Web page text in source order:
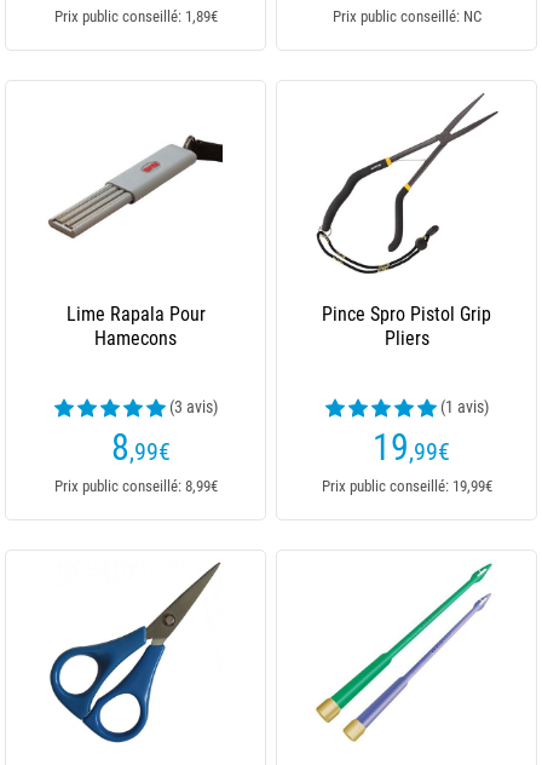
Prix public conseillé: 1,89€ Prix public conseillé: NC
Lime Rapala Pour
Hamecons
(3 avis)
8,99€
Prix public conseillé: 8,99€
Pince Spro Pistol Grip
Pliers
(1 avis)
19,99€
Prix public conseillé: 19,99€